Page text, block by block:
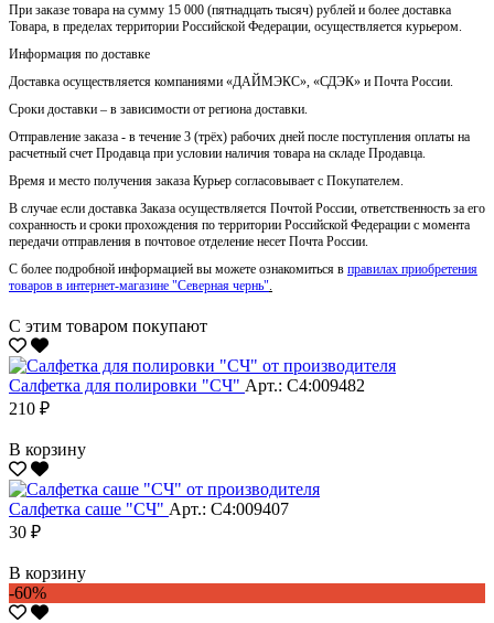
При заказе товара на сумму 15 000 (пятнадцать тысяч) рублей и более доставка
Товара, в пределах территории Российской Федерации, осуществляется курьером.
Информация по доставке
Доставка осуществляется компаниями «ДАЙМЭКС», «СДЭК» и Почта России.
Сроки доставки – в зависимости от региона доставки.
Отправление заказа - в течение 3 (трёх) рабочих дней после поступления оплаты на
расчетный счет Продавца при условии наличия товара на складе Продавца.
Время и место получения заказа Курьер согласовывает с Покупателем.
В случае если доставка Заказа осуществляется Почтой России, ответственность за его
сохранность и сроки прохождения по территории Российской Федерации с момента
передачи отправления в почтовое отделение несет Почта России.
С более подробной информацией вы можете ознакомиться в правилах приобретения
товаров в интернет-магазине "Северная чернь".
С этим товаром покупают
Салфетка для полировки "CЧ" Арт.: С4:009482
210 ₽
В корзину
Салфетка саше "CЧ" Арт.: С4:009407
30 ₽
В корзину
-60%